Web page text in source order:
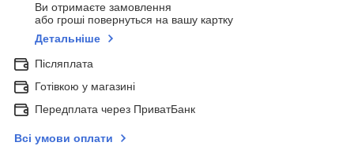
Ви отримаєте замовлення
або гроші повернуться на вашу картку
Детальніше
Післяплата
Готівкою у магазині
Передплата через ПриватБанк
Всі умови оплати